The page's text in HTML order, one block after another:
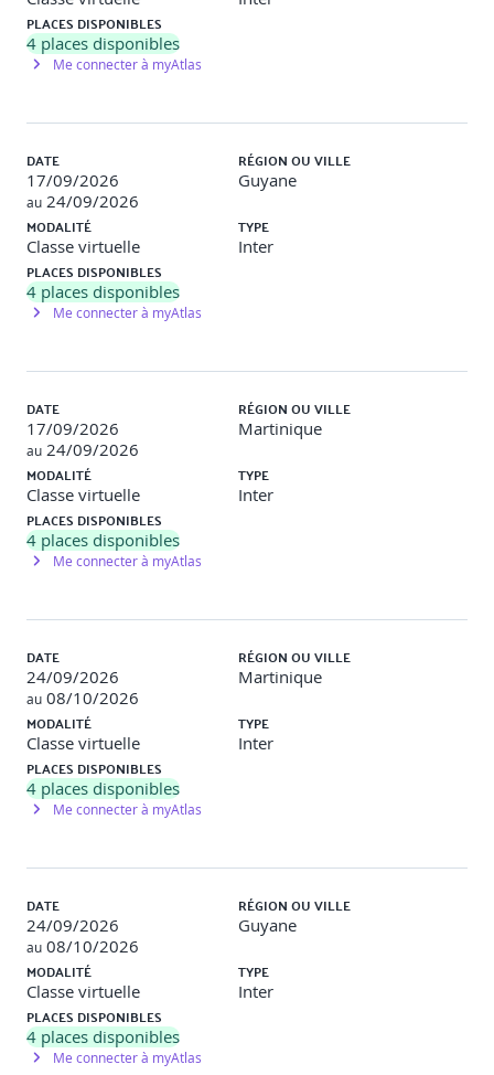
3. En aval de la formation
Simulateur conversationnel
Ecouter la parole d’une victime et l’orienter.
Recadrer sans attendre un comportement
inapproprié​
Quiz d’évaluation (pour aller plus loin, non
obligatoire)
Objectif : Valider l’acquisition des compétences ​
PLACES DISPONIBLES
4 places disponibles
Me connecter à myAtlas
DATE
17/09/2026
au 24/09/2026
RÉGION OU VILLE
Guyane
MODALITÉ
Classe virtuelle
TYPE
Inter
PLACES DISPONIBLES
4 places disponibles
Me connecter à myAtlas
DATE
17/09/2026
au 24/09/2026
RÉGION OU VILLE
Martinique
MODALITÉ
Classe virtuelle
TYPE
Inter
PLACES DISPONIBLES
4 places disponibles
Me connecter à myAtlas
DATE
24/09/2026
au 08/10/2026
RÉGION OU VILLE
Martinique
MODALITÉ
Classe virtuelle
TYPE
Inter
PLACES DISPONIBLES
4 places disponibles
Me connecter à myAtlas
DATE
24/09/2026
au 08/10/2026
RÉGION OU VILLE
Guyane
MODALITÉ
Classe virtuelle
TYPE
Inter
PLACES DISPONIBLES
4 places disponibles
Me connecter à myAtlas